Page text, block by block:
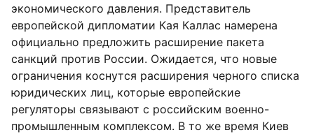
экономического давления. Представитель
европейской дипломатии Кая Каллас намерена
официально предложить расширение пакета
санкций против России. Ожидается, что новые
ограничения коснутся расширения черного списка
юридических лиц, которые европейские
регуляторы связывают с российским военно-
промышленным комплексом. В то же время Киев